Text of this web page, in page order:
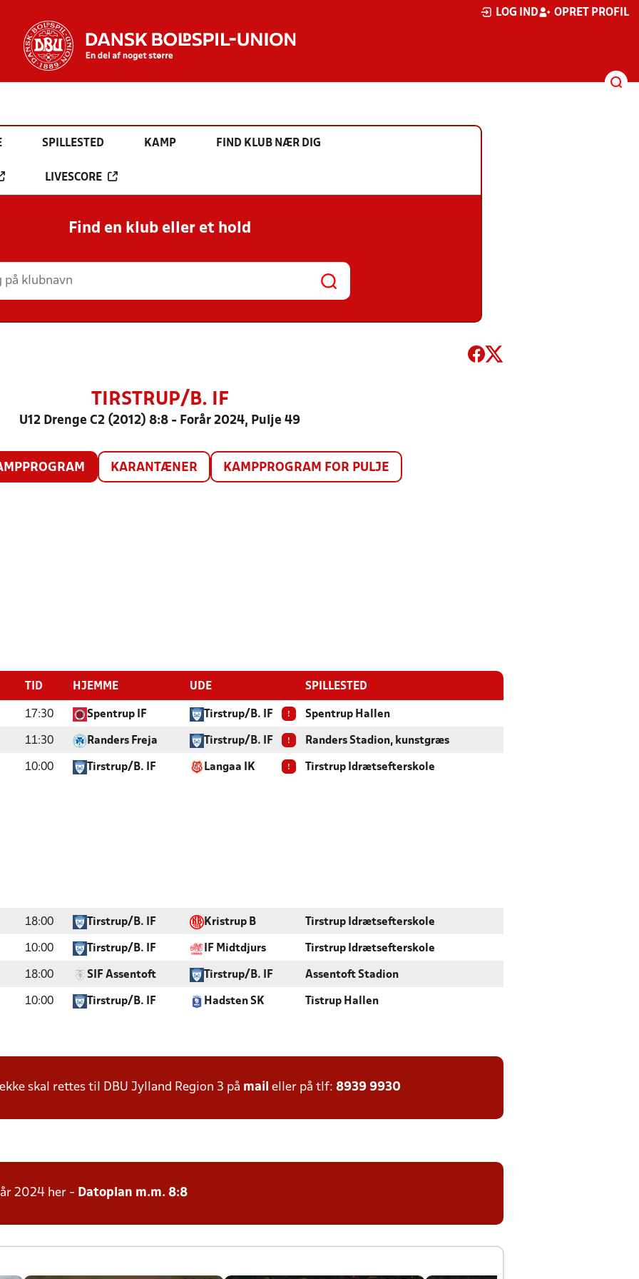
LOG IND OPRET PROFIL
SPILLESTED KAMP FIND KLUB NÆR DIG
LIVESCORE
Find en klub eller et hold
TIRSTRUP/B. IF
U12 Drenge C2 (2012) 8:8 - Forår 2024, Pulje 49
KARANTÆNER KAMPPROGRAM FOR PULJE
TID HJEMME UDE SPILLESTED
17:30 Spentrup IF Tirstrup/B. IF ! Spentrup Hallen
11:30 Randers Freja Tirstrup/B. IF ! Randers Stadion, kunstgræs
10:00 Tirstrup/B. IF Langaa IK ! Tirstrup Idrætsefterskole
18:00 Tirstrup/B. IF Kristrup B Tirstrup Idrætsefterskole
10:00 Tirstrup/B. IF IF Midtdjurs Tirstrup Idrætsefterskole
18:00 SIF Assentoft Tirstrup/B. IF Assentoft Stadion
10:00 Tirstrup/B. IF Hadsten SK Tistrup Hallen
skal rettes til DBU Jylland Region 3 på mail eller på tlf: 8939 9930
2024 her - Datoplan m.m. 8:8